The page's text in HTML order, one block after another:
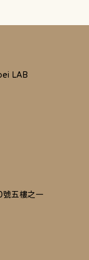
LAB
五樓之一